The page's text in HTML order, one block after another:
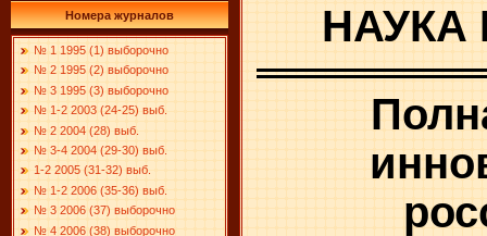
Номера журналов
№ 1 1995 (1) выборочно
№ 2 1995 (2) выборочно
№ 3 1995 (3) выборочно
№ 1-2 2003 (24-25) выб.
№ 2 2004 (28) выб.
№ 3-4 2004 (29-30) выб.
1-2 2005 (31-32) выб.
№ 1-2 2006 (35-36) выб.
№ 3 2006 (37) выборочно
№ 4 2006 (38) выборочно
НАУКА